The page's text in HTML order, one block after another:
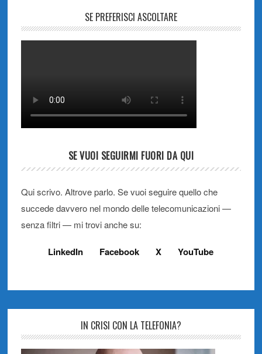
SE PREFERISCI ASCOLTARE
SE VUOI SEGUIRMI FUORI DA QUI
Qui scrivo. Altrove parlo. Se vuoi seguire quello che
succede davvero nel mondo delle telecomunicazioni —
senza filtri — mi trovi anche su:
LinkedIn Facebook X YouTube
IN CRISI CON LA TELEFONIA?